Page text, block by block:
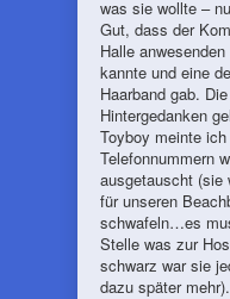
was sie wollte –
Gut, dass der
Halle
kannte und eine
Haarband gab.
Hintergedanken
Toyboy meinte
Telefonnummern
ausgetauscht (sie
für unseren
schwafeln…es
Stelle was zur
schwarz war sie
dazu später mehr).